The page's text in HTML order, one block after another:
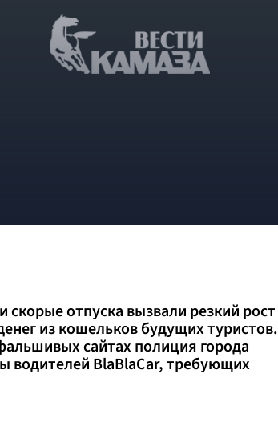
скорые отпуска вызвали резкий рост
из кошельков будущих туристов.
сайтах полиция города
водителей BlaBlaCar, требующих